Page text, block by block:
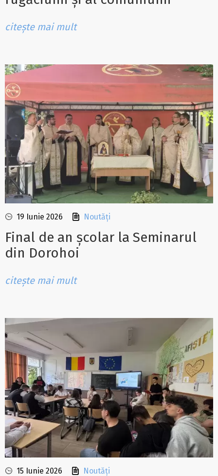
citește mai mult
19 Iunie 2026 Noutăți
Final de an școlar la Seminarul
din Dorohoi
citește mai mult
15 Iunie 2026 Noutăți